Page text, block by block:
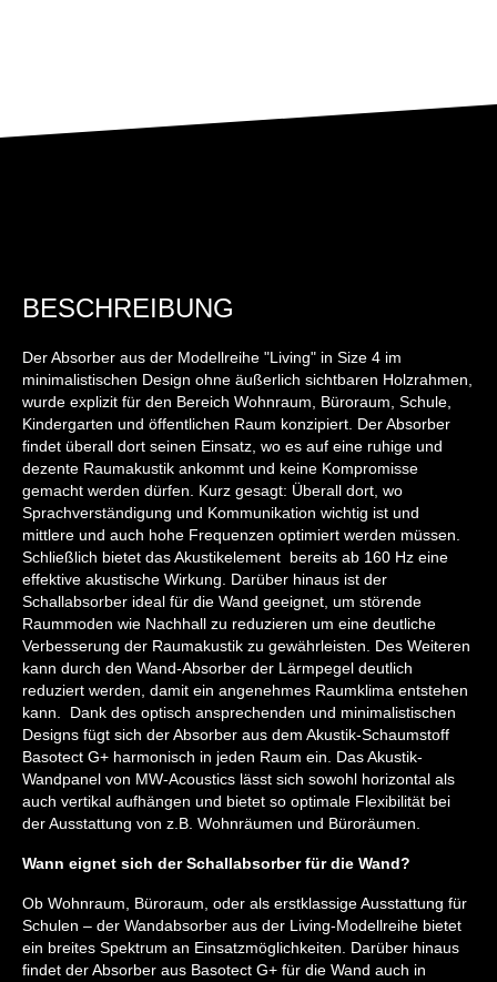
BESCHREIBUNG
Der Absorber aus der Modellreihe "Living" in Size 4 im
minimalistischen Design ohne äußerlich sichtbaren Holzrahmen,
wurde explizit für den Bereich Wohnraum, Büroraum, Schule,
Kindergarten und öffentlichen Raum konzipiert. Der Absorber
findet überall dort seinen Einsatz, wo es auf eine ruhige und
dezente Raumakustik ankommt und keine Kompromisse
gemacht werden dürfen. Kurz gesagt: Überall dort, wo
Sprachverständigung und Kommunikation wichtig ist und
mittlere und auch hohe Frequenzen optimiert werden müssen.
Schließlich bietet das Akustikelement bereits ab 160 Hz eine
effektive akustische Wirkung. Darüber hinaus ist der
Schallabsorber ideal für die Wand geeignet, um störende
Raummoden wie Nachhall zu reduzieren um eine deutliche
Verbesserung der Raumakustik zu gewährleisten. Des Weiteren
kann durch den Wand-Absorber der Lärmpegel deutlich
reduziert werden, damit ein angenehmes Raumklima entstehen
kann. Dank des optisch ansprechenden und minimalistischen
Designs fügt sich der Absorber aus dem Akustik-Schaumstoff
Basotect G+ harmonisch in jeden Raum ein. Das Akustik-
Wandpanel von MW-Acoustics lässt sich sowohl horizontal als
auch vertikal aufhängen und bietet so optimale Flexibilität bei
der Ausstattung von z.B. Wohnräumen und Büroräumen.
Wann eignet sich der Schallabsorber für die Wand?
Ob Wohnraum, Büroraum, oder als erstklassige Ausstattung für
Schulen – der Wandabsorber aus der Living-Modellreihe bietet
ein breites Spektrum an Einsatzmöglichkeiten. Darüber hinaus
findet der Absorber aus Basotect G+ für die Wand auch in